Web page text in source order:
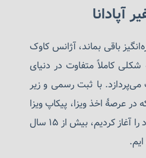
آپادانا
باقی بماند، آژانس کاوک
شکلی کاملاً متفاوت در دنیای
با ثبت رسمی و زیر
در عرصهٔ اخذ ویزا، پیکاپ ویزا
و خدمات مهاجرتی فعالیت خود را آغاز کردیم، بیش از ۱۵ سال